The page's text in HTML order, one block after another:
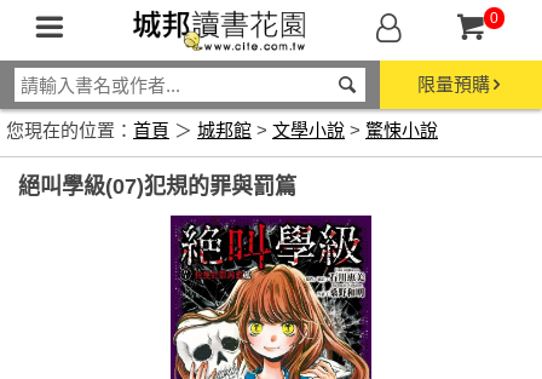
0
限量預購
您現在的位置： 首頁 ＞ 城邦館 > 文學小說 > 驚悚小說
絕叫學級(07)犯規的罪與罰篇